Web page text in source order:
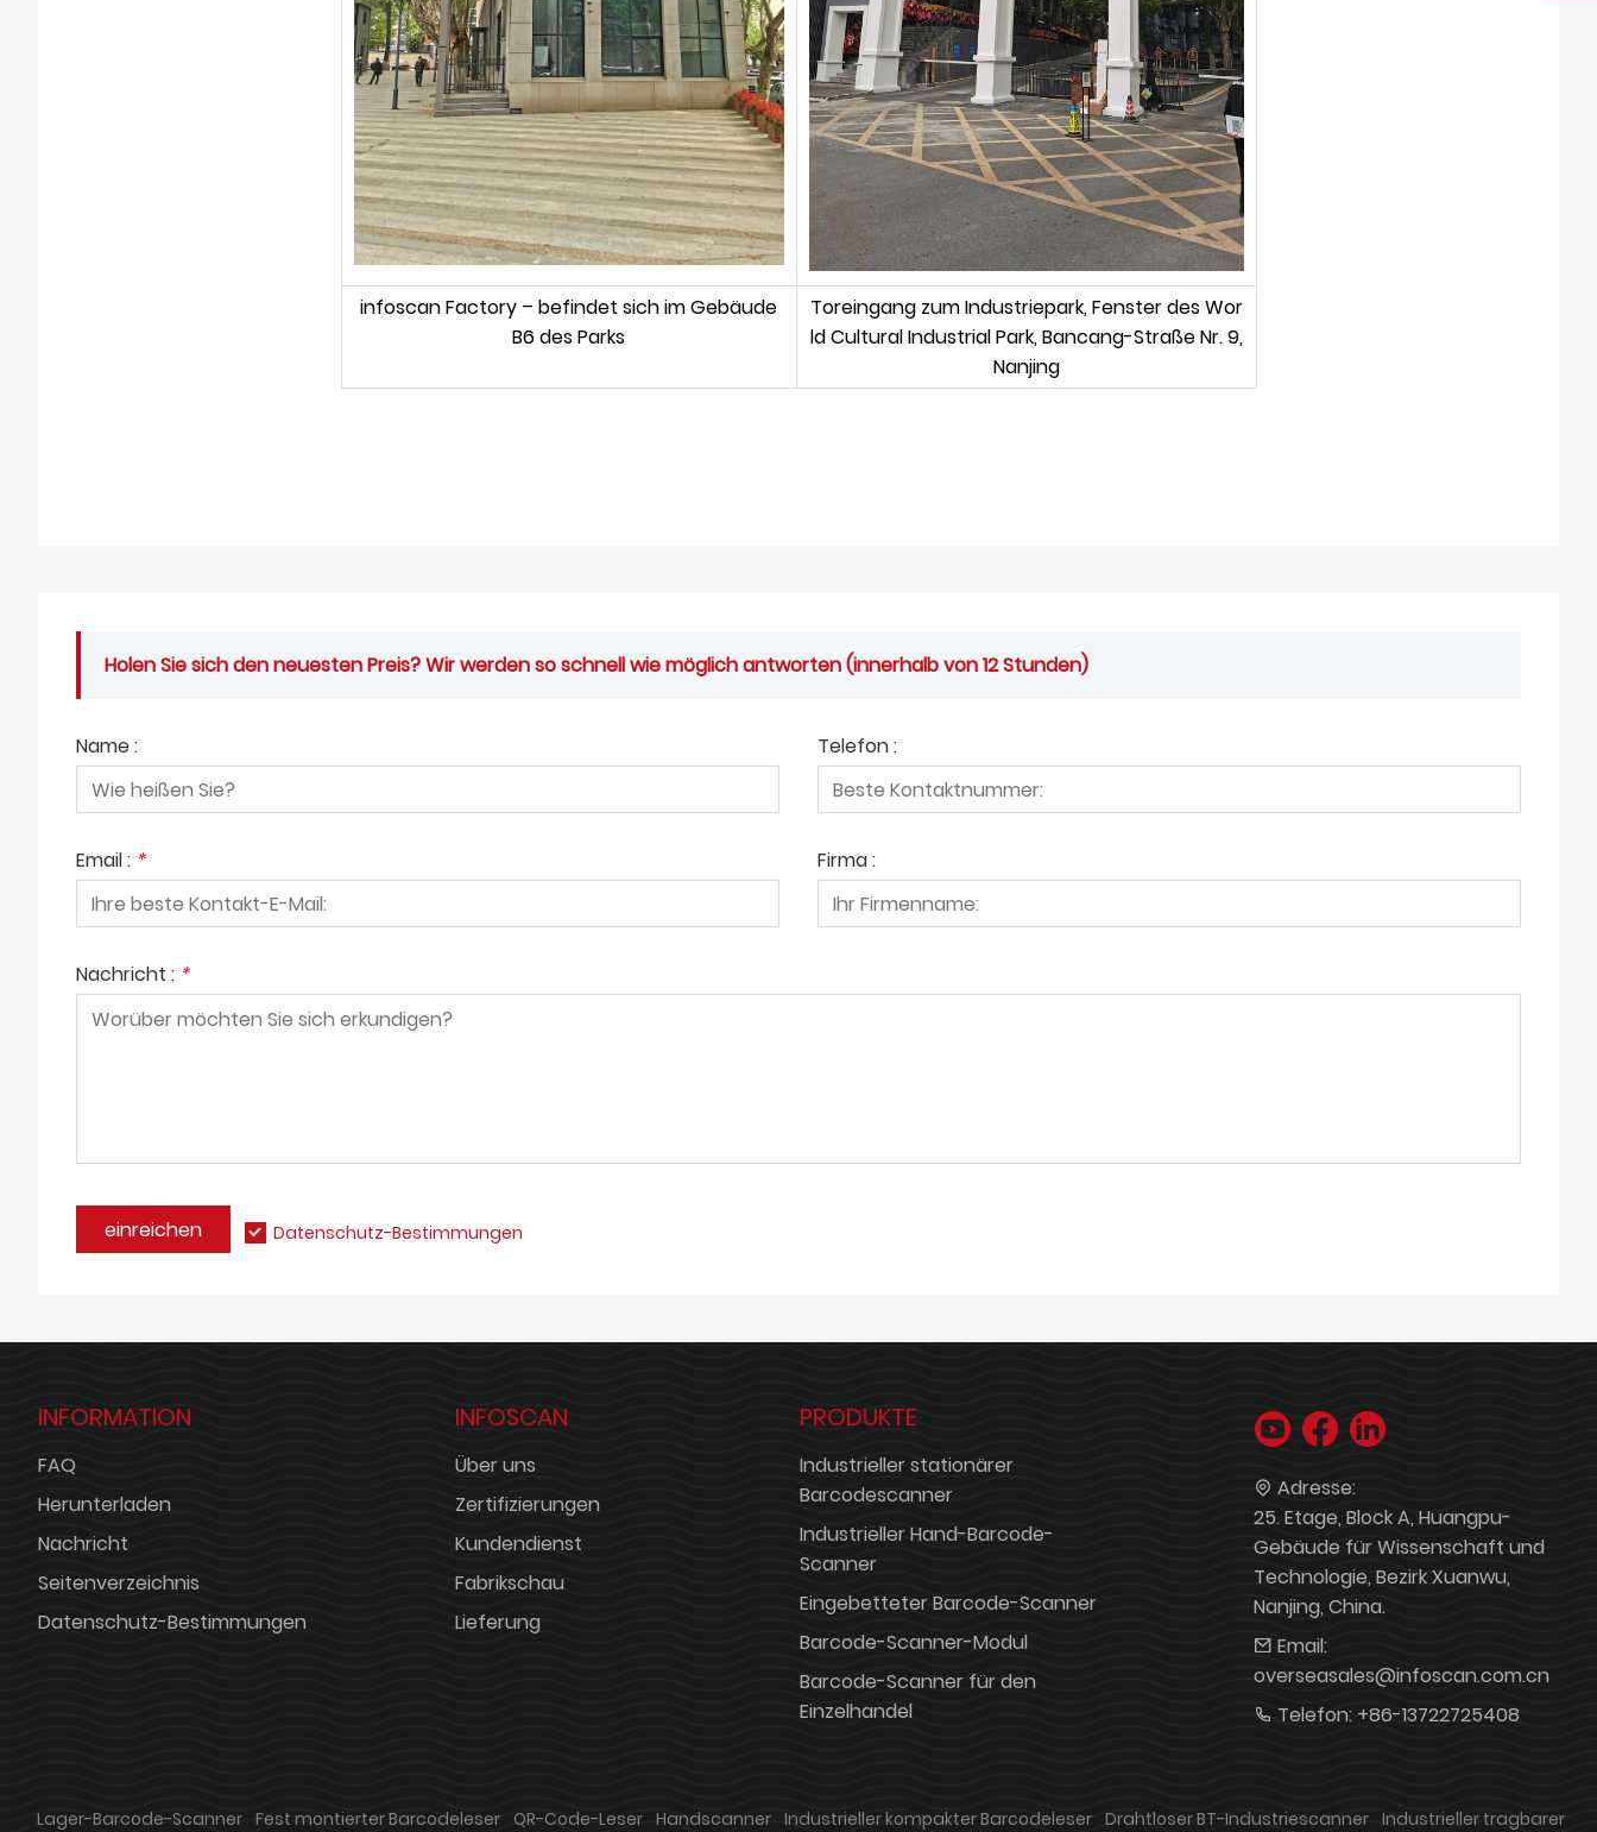
infoscan Factory – befindet sich im Gebäude
B6 des Parks
Toreingang zum Industriepark, Fenster des Wor
ld Cultural Industrial Park, Bancang-Straße Nr. 9,
Nanjing
Holen Sie sich den neuesten Preis? Wir werden so schnell wie möglich antworten (innerhalb von 12 Stunden)
Name : Telefon :
Email : * Firma :
Nachricht : *
einreichen Datenschutz-Bestimmungen
INFORMATION
FAQ
Herunterladen
Nachricht
Seitenverzeichnis
Datenschutz-Bestimmungen
INFOSCAN
Über uns
Zertifizierungen
Kundendienst
Fabrikschau
Lieferung
PRODUKTE
Industrieller stationärer
Barcodescanner
Industrieller Hand-Barcode-
Scanner
Eingebetteter Barcode-Scanner
Barcode-Scanner-Modul
Barcode-Scanner für den
Einzelhandel
Adresse:
25. Etage, Block A, Huangpu-
Gebäude für Wissenschaft und
Technologie, Bezirk Xuanwu,
Nanjing, China.
Email:
overseasales@infoscan.com.cn
Telefon: +86-13722725408
Lager-Barcode-Scanner Fest montierter Barcodeleser QR-Code-Leser Handscanner Industrieller kompakter Barcodeleser Drahtloser BT-Industriescanner Industrieller tragbarer